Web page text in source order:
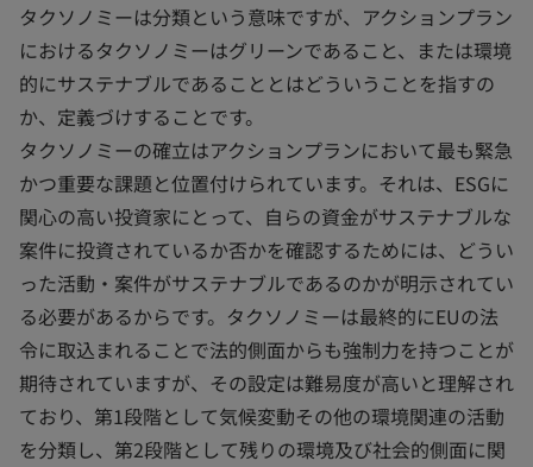
タクソノミーは分類という意味ですが、アクションプラン
におけるタクソノミーはグリーンであること、または環境
的にサステナブルであることとはどういうことを指すの
か、定義づけすることです。
タクソノミーの確立はアクションプランにおいて最も緊急
かつ重要な課題と位置付けられています。それは、ESGに
関心の高い投資家にとって、自らの資金がサステナブルな
案件に投資されているか否かを確認するためには、どうい
った活動・案件がサステナブルであるのかが明示されてい
る必要があるからです。タクソノミーは最終的にEUの法
令に取込まれることで法的側面からも強制力を持つことが
期待されていますが、その設定は難易度が高いと理解され
ており、第1段階として気候変動その他の環境関連の活動
を分類し、第2段階として残りの環境及び社会的側面に関